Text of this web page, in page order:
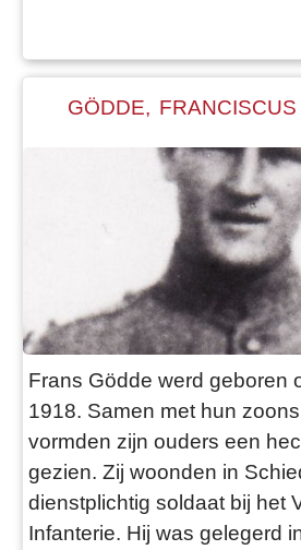
deze moeilijke tijd. Ze
GÖDDE,
Frans Gödde werd geboren
1918. Samen met hun
vormden zijn ouders een
gezien. Zij woonden in
dienstplichtig soldaat bij het
Infanterie. Hij was gelegerd